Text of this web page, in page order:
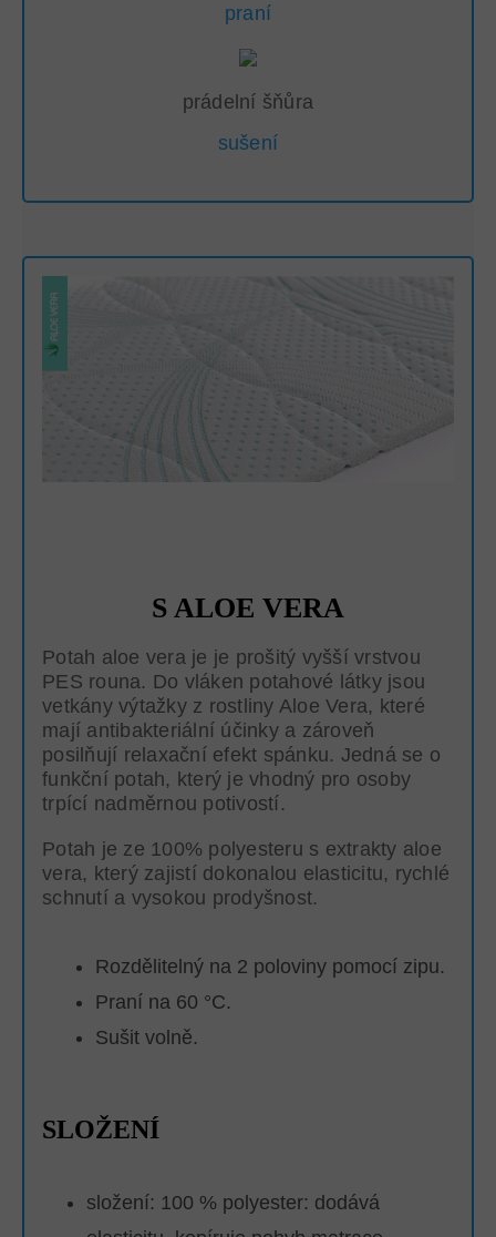
praní
prádelní šňůra
sušení
S ALOE VERA
Potah aloe vera je je prošitý vyšší vrstvou
PES rouna. Do vláken potahové látky jsou
vetkány výtažky z rostliny Aloe Vera, které
mají antibakteriální účinky a zároveň
posilňují relaxační efekt spánku. Jedná se o
funkční potah, který je vhodný pro osoby
trpící nadměrnou potivostí.
Potah je ze 100% polyesteru s extrakty aloe
vera, který zajistí dokonalou elasticitu, rychlé
schnutí a vysokou prodyšnost.
Rozdělitelný na 2 poloviny pomocí zipu.
Praní na 60 °C.
Sušit volně.
SLOŽENÍ
složení: 100 % polyester: dodává